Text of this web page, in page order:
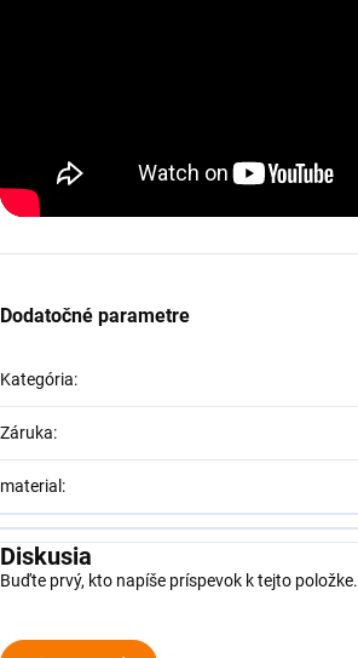
Dodatočné parametre
Kategória:
Záruka:
material:
Diskusia
Buďte prvý, kto napíše príspevok k tejto položke.